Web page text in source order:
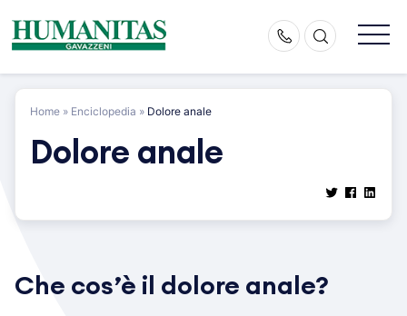
content
Home » Enciclopedia » Dolore anale
Dolore anale
Che cos’è il dolore anale?